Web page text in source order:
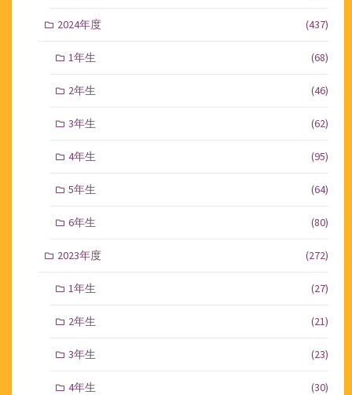
2024年度 (437)
1年生 (68)
2年生 (46)
3年生 (62)
4年生 (95)
5年生 (64)
6年生 (80)
2023年度 (272)
1年生 (27)
2年生 (21)
3年生 (23)
4年生 (30)